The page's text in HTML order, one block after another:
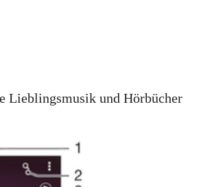
Lieblingsmusik und Hörbücher